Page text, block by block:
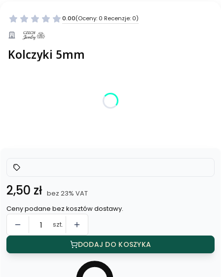
0.00(Oceny: 0 Recenzje: 0)
Przejdź do sekcji Opinie
Kolczyki 5mm
Cena
2,50 zł bez 23% VAT
Ceny podane bez kosztów dostawy.
szt.
DODAJ DO KOSZYKA